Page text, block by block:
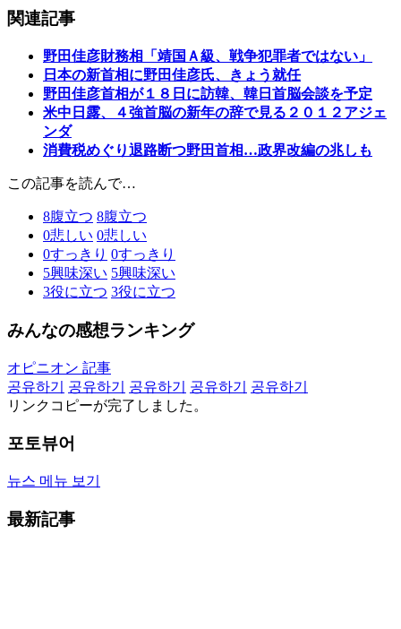
関連記事
野田佳彦財務相「靖国Ａ級、戦争犯罪者ではない」
日本の新首相に野田佳彦氏、きょう就任
野田佳彦首相が１８日に訪韓、韓日首脳会談を予定
米中日露、４強首脳の新年の辞で見る２０１２アジェ
ンダ
消費税めぐり退路断つ野田首相…政界改編の兆しも
この記事を読んで…
8腹立つ 8腹立つ
0悲しい 0悲しい
0すっきり 0すっきり
5興味深い 5興味深い
3役に立つ 3役に立つ
みんなの感想ランキング
オピニオン 記事
공유하기
공유하기 공유하기 공유하기
공유하기
リンクコピーが完了しました。
포토뷰어
뉴스 메뉴 보기
最新記事